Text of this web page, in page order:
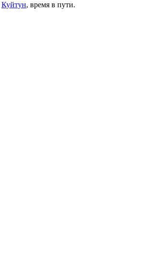
Куйтун, время в пути.